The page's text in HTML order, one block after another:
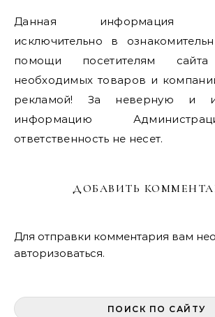
Данная информация
исключительно в
помощи посетителям
необходимых товаров и
рекламой! За неверную и
информацию
ответственность не несет.
ДОБАВИТЬ
Для отправки комментария вам
авторизоваться.
ПОИСК ПО САЙТУ